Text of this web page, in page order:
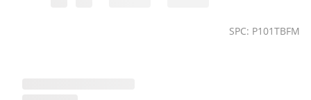
SPC: P101TBFM